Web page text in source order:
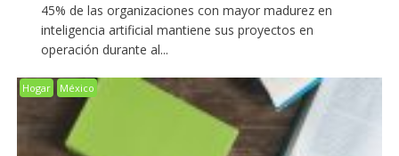
45% de las organizaciones con mayor madurez en
inteligencia artificial mantiene sus proyectos en
operación durante al...
Hogar México